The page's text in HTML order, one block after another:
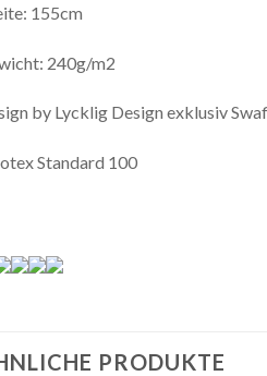
155cm
240g/m2
by Lycklig Design exklusiv
Standard 100
PRODUKTE